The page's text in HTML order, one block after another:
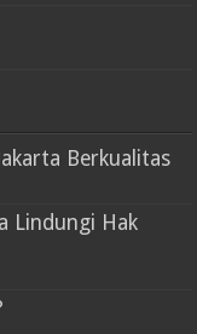
Berkualitas
Lindungi Hak